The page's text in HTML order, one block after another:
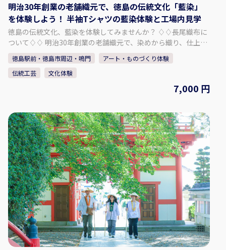
明治30年創業の老舗織元で、徳島の伝統文化「藍染」
を体験しよう！ 半袖Tシャツの藍染体験と工場内見学
徳島の伝統文化、藍染を体験してみませんか？ ♢♢長尾織布に
ついて♢♢ 明治30年創業の老舗織元で、染めから織り、仕上げ
まで全工程を一貫作業で手掛けております。 主力商品である
「阿波しじら織」という生地の製造に加え、藍染商品も取り扱
っております。 中でも天然の阿波藍染め染料で染めたしじら織
は「阿波正藍しじら織」と称され、伝統的工芸品に指定されて
だけの半袖Tシャツを染め上げる事ができます。 ぜひ、体験・
見学にお越し下さい。 - - - - - - - - - - - プラン内容 - - - - - - - - -
- - - - - 半袖Tシャツ（1枚）の藍染体験 ・真っ白なTシャツを
染めることができます。 ・思い通りの模様や色の濃さに仕上
がるよう、スタッフが丁寧にレクチャーいたします。 ・出来
上がった作品は、当日お持ち帰りいただけます。 「阿波じしら
織」工場内見学 ・伝統工芸品「阿波しじら織」の工場内をご
案内いたします。 ・歴史ある木造建築や鋸屋根の見学、今で
は珍しい手織機の体験をすることができます。 【集合場所】 長
尾織布 〒779-3121 徳島県徳島市国府町和田189
徳島駅前・徳島市周辺・鳴門
アート・ものづくり体験
伝統工芸
文化体験
7,000 円